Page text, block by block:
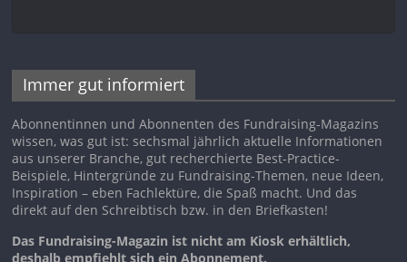
Immer gut informiert
Abonnentinnen und Abonnenten des Fundraising-Magazins
wissen, was gut ist: sechsmal jährlich aktuelle Informationen
aus unserer Branche, gut recherchierte Best-Practice-
Beispiele, Hintergründe zu Fundraising-Themen, neue Ideen,
Inspiration – eben Fachlektüre, die Spaß macht. Und das
direkt auf den Schreibtisch bzw. in den Briefkasten!
Das Fundraising-Magazin ist nicht am Kiosk erhältlich,
deshalb empfiehlt sich ein Abonnement.